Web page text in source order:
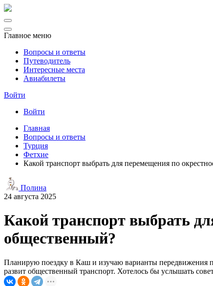
Главное меню
Вопросы и ответы
Путеводитель
Интересные места
Авиабилеты
Войти
Войти
Главная
Вопросы и ответы
Турция
Фетхие
Какой транспорт выбрать для перемещения по
Полина
24 августа 2025
Какой транспорт выбрать
общественный?
Планирую поездку в Каш и изучаю варианты передвижения
развит общественный транспорт. Хотелось бы услышать